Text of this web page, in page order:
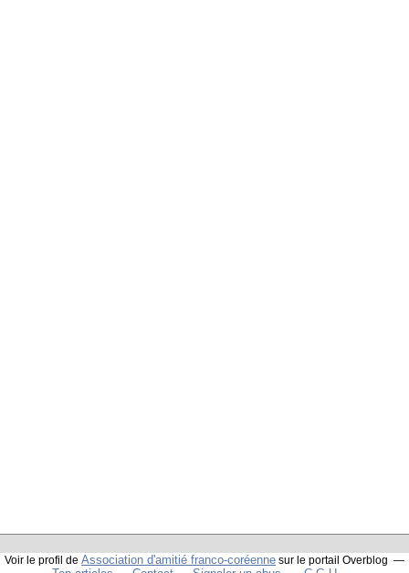
Voir le profil de Association d'amitié franco-coréenne sur le portail Overblog